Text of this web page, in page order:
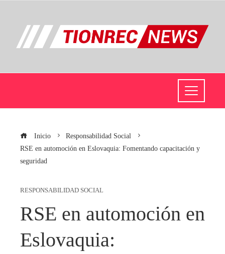
Inicio
Responsabilidad Social
RSE en automoción en Eslovaquia: Fomentando capacitación y
seguridad
RESPONSABILIDAD SOCIAL
RSE en automoción en
Eslovaquia: